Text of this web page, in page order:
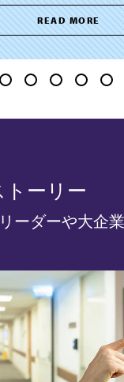
READ MORE
ーリー
ーダーや大企